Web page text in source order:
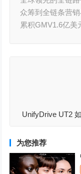
众筹到全链条营
累积GMV1.6亿美
UnifyDrive UT2
为您推荐